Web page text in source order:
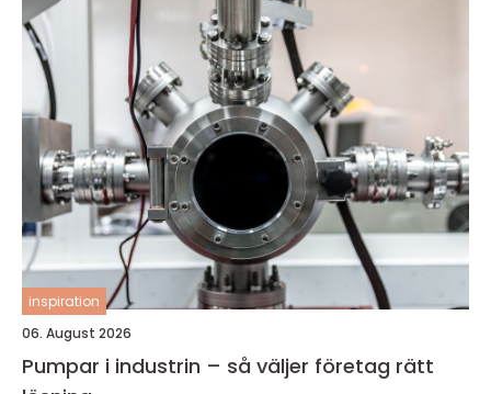
inspiration
06. August 2026
Pumpar i industrin – så väljer företag rätt